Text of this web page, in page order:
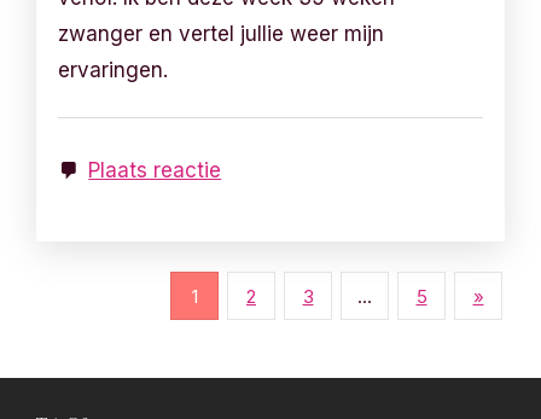
zwanger en vertel jullie weer mijn
ervaringen.
Plaats reactie
1 2 3 … 5 »